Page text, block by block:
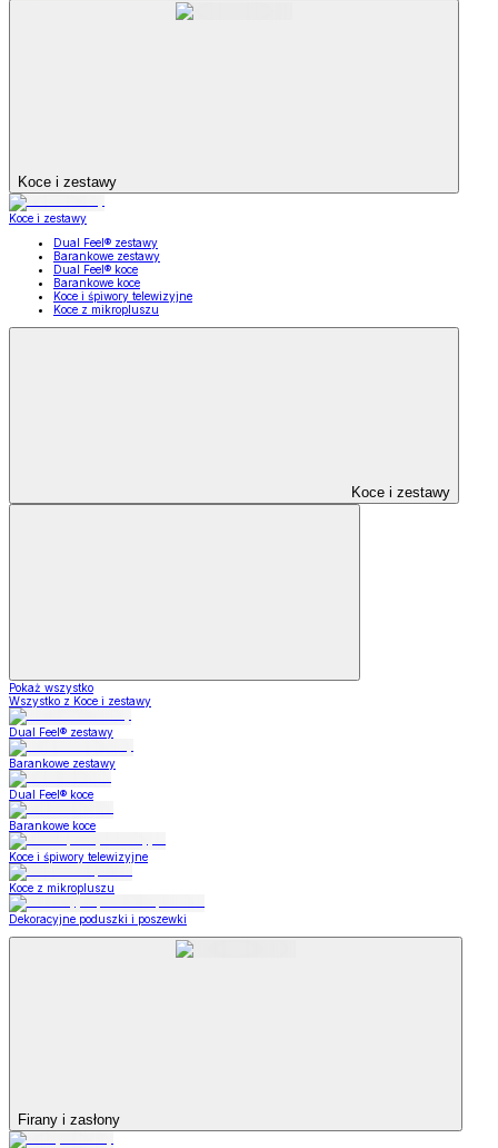
Koce i zestawy
Koce i zestawy
Dual Feel® zestawy
Barankowe zestawy
Dual Feel® koce
Barankowe koce
Koce i śpiwory telewizyjne
Koce z mikropluszu
Koce i zestawy
Pokaż wszystko
Wszystko z Koce i zestawy
Dual Feel® zestawy
Barankowe zestawy
Dual Feel® koce
Barankowe koce
Koce i śpiwory telewizyjne
Koce z mikropluszu
Dekoracyjne poduszki i poszewki
Firany i zasłony